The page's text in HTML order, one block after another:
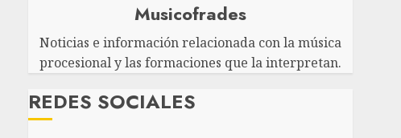
Musicofrades
Noticias e información relacionada con la música
procesional y las formaciones que la interpretan.
REDES SOCIALES